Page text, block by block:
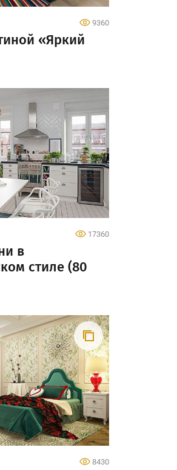
9360
«Яркий
17360
в
стиле (80
8430